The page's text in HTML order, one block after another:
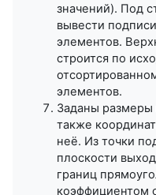
значений). Под
вывести
элементов.
строится по
элементов.
Заданы размеры
также
неё. Из точки
плоскости
границ
коэффициентом